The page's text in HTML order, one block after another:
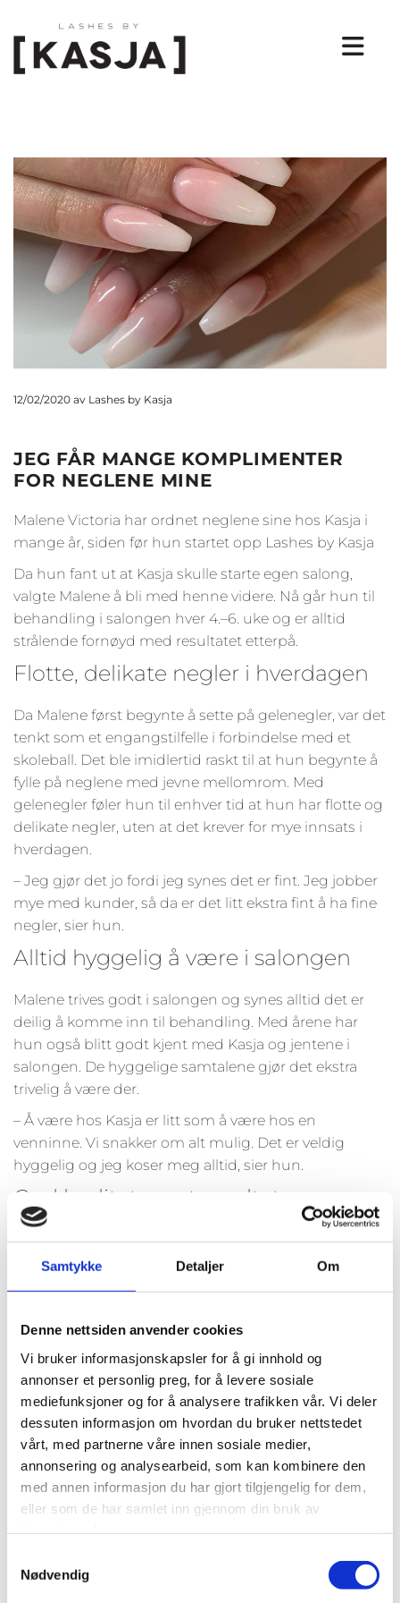
Samtykke Detaljer Om
Denne nettsiden anvender cookies
Vi bruker informasjonskapsler for å gi innhold og
annonser et personlig preg, for å levere sosiale
mediefunksjoner og for å analysere trafikken vår. Vi deler
dessuten informasjon om hvordan du bruker nettstedet
vårt, med partnerne våre innen sosiale medier,
annonsering og analysearbeid, som kan kombinere den
med annen informasjon du har gjort tilgjengelig for dem,
eller som de har samlet inn gjennom din bruk av
Nødvendig
12/02/2020 av Lashes by Kasja
JEG FÅR MANGE KOMPLIMENTER
FOR NEGLENE MINE
Malene Victoria har ordnet neglene sine hos Kasja i
mange år, siden før hun startet opp Lashes by Kasja
Da hun fant ut at Kasja skulle starte egen salong,
valgte Malene å bli med henne videre. Nå går hun til
behandling i salongen hver 4.–6. uke og er alltid
strålende fornøyd med resultatet etterpå.
Flotte, delikate negler i hverdagen
Da Malene først begynte å sette på gelenegler, var det
tenkt som et engangstilfelle i forbindelse med et
skoleball. Det ble imidlertid raskt til at hun begynte å
fylle på neglene med jevne mellomrom. Med
gelenegler føler hun til enhver tid at hun har flotte og
delikate negler, uten at det krever for mye innsats i
hverdagen.
– Jeg gjør det jo fordi jeg synes det er fint. Jeg jobber
mye med kunder, så da er det litt ekstra fint å ha fine
negler, sier hun.
Alltid hyggelig å være i salongen
Malene trives godt i salongen og synes alltid det er
deilig å komme inn til behandling. Med årene har
hun også blitt godt kjent med Kasja og jentene i
salongen. De hyggelige samtalene gjør det ekstra
trivelig å være der.
– Å være hos Kasja er litt som å være hos en
venninne. Vi snakker om alt mulig. Det er veldig
hyggelig og jeg koser meg alltid, sier hun.
God kvalitet og et resultat som
varer
En viktig grunn til at Malene fortsetter å ordne
neglene sine hos Lashes by Kasja, er den gode
området skiller behandlingene hos Kasja seg fra
behandlinger hun har tatt tidligere.
– Neglene har alltid veldig god holdbarhet. Jeg har
gått til andre salonger før, hvor neglene bare varte i 2–
3 uker etterpå. Nå holder neglene mine seg fine inntil
6 uker, og lakken skaller heller ikke av slik det iblant
kan gjøre på gelenegler, sier hun.
Hun sier at også andre legger merke til neglene
komplimenter for neglene mine. Det kunne ikke vært